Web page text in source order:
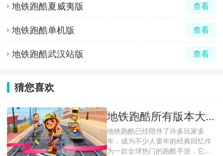
地铁跑酷夏威夷版 查看
地铁跑酷单机版 查看
地铁跑酷武汉站版 查看
猜您喜欢
地铁跑酷所有版本大全
地铁跑酷已经陪伴了许多玩家多
年，成为不少人童年的经典回忆作
为一款全球热门的跑酷手游，它以